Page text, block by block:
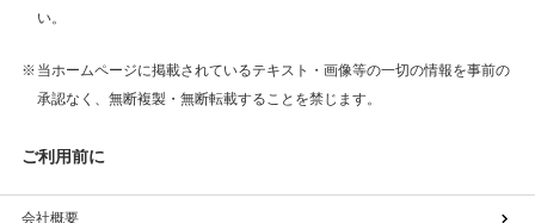
い。
当ホームページに掲載されているテキスト・画像等の一切の情報を事前の
承認なく、無断複製・無断転載することを禁じます。
ご利用前に
会社概要